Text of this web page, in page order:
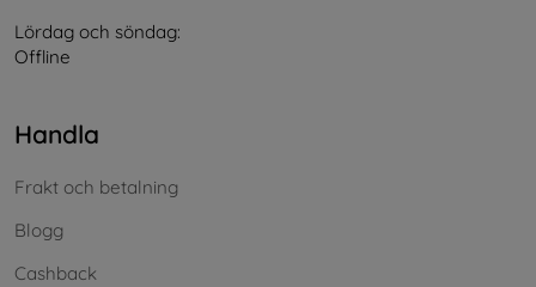
Lördag och söndag:
Offline
Handla
Frakt och betalning
Blogg
Cashback